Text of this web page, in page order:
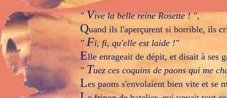
"Vive la belle reine Rosette ! ",
Quand ils l'aperçurent si horrible, ils
" Fi, fi, qu'elle est laide !"
Elle enrageait de dépit, et disait à ses
" Tuez ces coquins de paons qui me
Les paons s'envolaient bien vite et se